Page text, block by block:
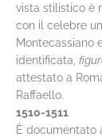
vista stilistico è
con il celebre
Montecassiano
identificata,
attestato a
Raffaello.
1510-1511
È documentato